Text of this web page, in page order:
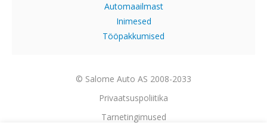
Automaailmast
Inimesed
Tööpakkumised
© Salome Auto AS 2008-2033
Privaatsuspoliitika
Tarnetingimused